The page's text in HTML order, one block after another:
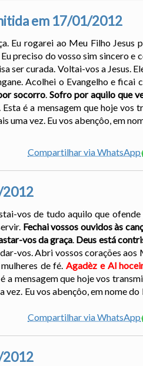
em 17/01/2012
Eu rogarei ao Meu Filho Jesus
preciso do vosso sim sincero e
ser curada. Voltai-vos a Jesus.
Acolhei o Evangelho e ficai
socorro. Sofro por aquilo que
é a mensagem que hoje vos
vez. Eu vos abençôo, em
Compartilhar via WhatsApp
2012
vos de tudo aquilo que ofende
Fechai vossos ouvidos às
vos da graça. Deus está
vos. Abri vossos corações aos
de fé.Agadèz e Al
a mensagem que hoje vos
Eu vos abençôo, em nome do
Compartilhar via WhatsApp
2012